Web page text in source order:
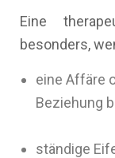
Eine
besonders,
eine Affäre
Beziehung
ständige